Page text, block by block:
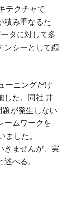
テクチャで
積み重なるた
タに対して多
ンシーとして顕
ーニングだけ
した。同社 井
題が発生しない
ームワークを
した。
きませんが、実
べる。